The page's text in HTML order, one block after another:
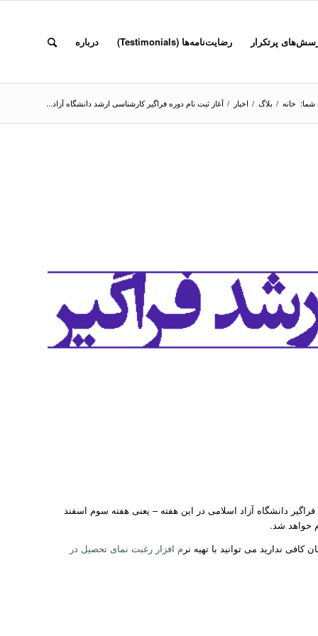
پرتکرار رضایت‌نامه‌ها (Testimonials) درباره
شما: خانه / بلاگ / اخبار / آغاز ثبت نام دوره فراگیر کارشناسی ارشد دانشگاه آزاد...
دانشگاه آزاد اسلامی در این هفته – یعنی هفته سوم اسفند
ندارید می توانید با تهیه نر م افزار رغبت نمای تحصیل در